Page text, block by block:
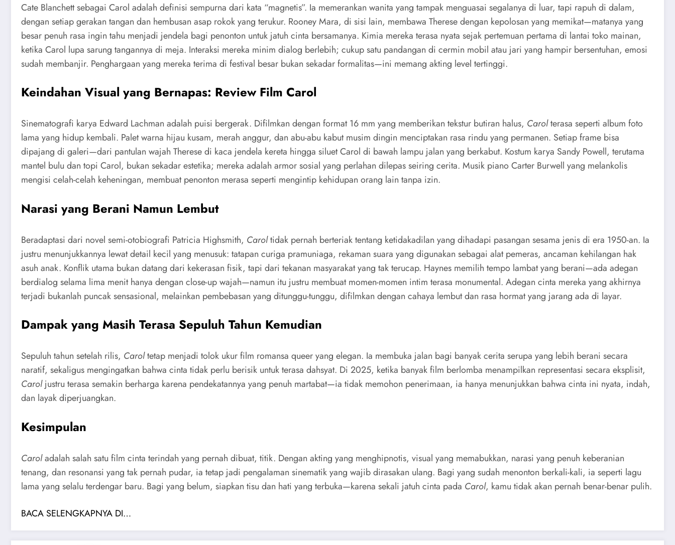
Cate Blanchett sebagai Carol adalah definisi sempurna dari kata “magnetis”. Ia memerankan wanita yang tampak menguasai segalanya di luar, tapi rapuh di dalam,
dengan setiap gerakan tangan dan hembusan asap rokok yang terukur. Rooney Mara, di sisi lain, membawa Therese dengan kepolosan yang memikat—matanya yang
besar penuh rasa ingin tahu menjadi jendela bagi penonton untuk jatuh cinta bersamanya. Kimia mereka terasa nyata sejak pertemuan pertama di lantai toko mainan,
ketika Carol lupa sarung tangannya di meja. Interaksi mereka minim dialog berlebih; cukup satu pandangan di cermin mobil atau jari yang hampir bersentuhan, emosi
sudah membanjir. Penghargaan yang mereka terima di festival besar bukan sekadar formalitas—ini memang akting level tertinggi.
Keindahan Visual yang Bernapas: Review Film Carol
Sinematografi karya Edward Lachman adalah puisi bergerak. Difilmkan dengan format 16 mm yang memberikan tekstur butiran halus, Carolterasa seperti album foto
lama yang hidup kembali. Palet warna hijau kusam, merah anggur, dan abu-abu kabut musim dingin menciptakan rasa rindu yang permanen. Setiap frame bisa
dipajang di galeri—dari pantulan wajah Therese di kaca jendela kereta hingga siluet Carol di bawah lampu jalan yang berkabut. Kostum karya Sandy Powell, terutama
mantel bulu dan topi Carol, bukan sekadar estetika; mereka adalah armor sosial yang perlahan dilepas seiring cerita. Musik piano Carter Burwell yang melankolis
mengisi celah-celah keheningan, membuat penonton merasa seperti mengintip kehidupan orang lain tanpa izin.
Narasi yang Berani Namun Lembut
Beradaptasi dari novel semi-otobiografi Patricia Highsmith, Caroltidak pernah berteriak tentang ketidakadilan yang dihadapi pasangan sesama jenis di era 1950-an. Ia
justru menunjukkannya lewat detail kecil yang menusuk: tatapan curiga pramuniaga, rekaman suara yang digunakan sebagai alat pemeras, ancaman kehilangan hak
asuh anak. Konflik utama bukan datang dari kekerasan fisik, tapi dari tekanan masyarakat yang tak terucap. Haynes memilih tempo lambat yang berani—ada adegan
berdialog selama lima menit hanya dengan close-up wajah—namun itu justru membuat momen-momen intim terasa monumental. Adegan cinta mereka yang akhirnya
terjadi bukanlah puncak sensasional, melainkan pembebasan yang ditunggu-tunggu, difilmkan dengan cahaya lembut dan rasa hormat yang jarang ada di layar.
Dampak yang Masih Terasa Sepuluh Tahun Kemudian
Sepuluh tahun setelah rilis, Caroltetap menjadi tolok ukur film romansa queer yang elegan. Ia membuka jalan bagi banyak cerita serupa yang lebih berani secara
naratif, sekaligus mengingatkan bahwa cinta tidak perlu berisik untuk terasa dahsyat. Di 2025, ketika banyak film berlomba menampilkan representasi secara eksplisit,
Caroljustru terasa semakin berharga karena pendekatannya yang penuh martabat—ia tidak memohon penerimaan, ia hanya menunjukkan bahwa cinta ini nyata, indah,
dan layak diperjuangkan.
Kesimpulan
Caroladalah salah satu film cinta terindah yang pernah dibuat, titik. Dengan akting yang menghipnotis, visual yang memabukkan, narasi yang penuh keberanian
tenang, dan resonansi yang tak pernah pudar, ia tetap jadi pengalaman sinematik yang wajib dirasakan ulang. Bagi yang sudah menonton berkali-kali, ia seperti lagu
lama yang selalu terdengar baru. Bagi yang belum, siapkan tisu dan hati yang terbuka—karena sekali jatuh cinta pada Carol, kamu tidak akan pernah benar-benar pulih.
BACA SELENGKAPNYA DI…